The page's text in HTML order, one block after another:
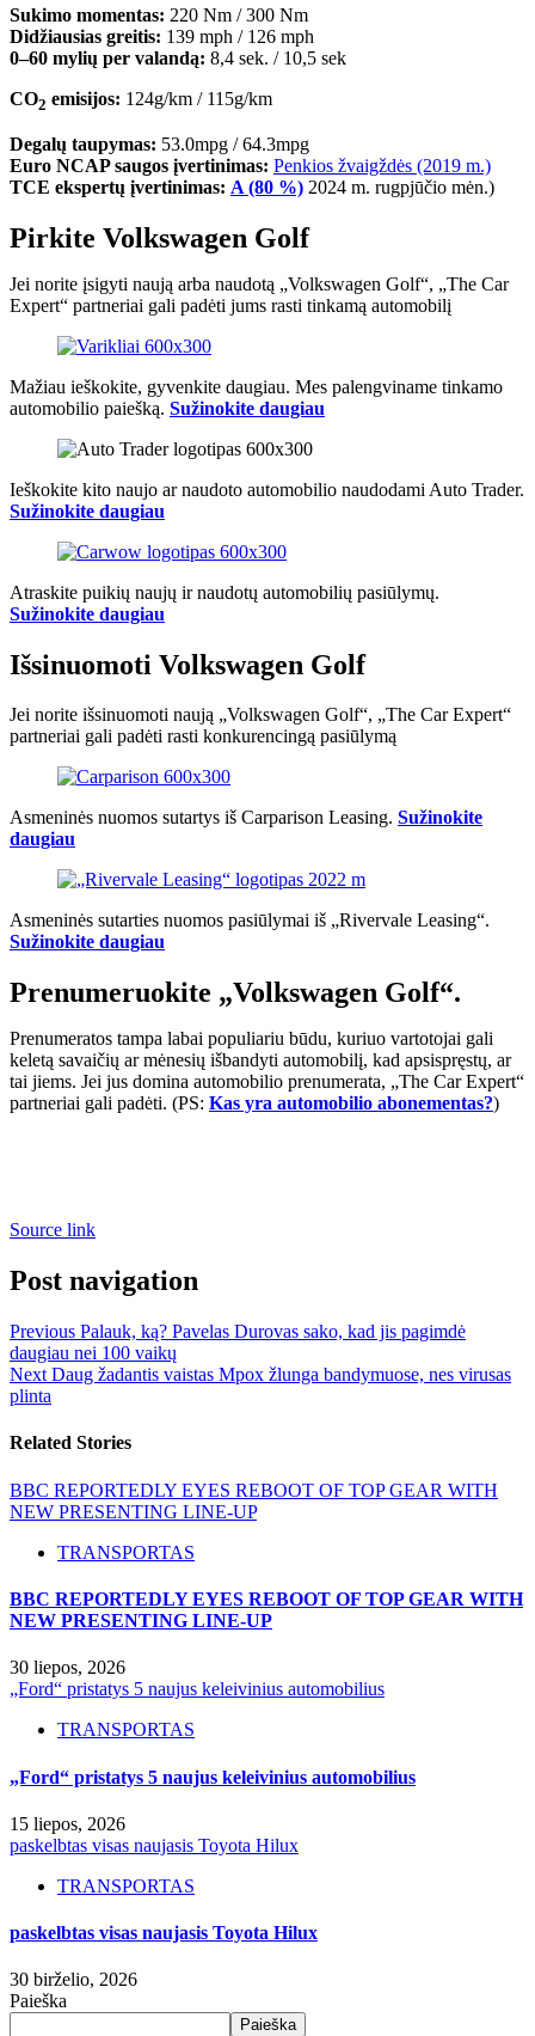
Sukimo momentas: 220 Nm / 300 Nm
Didžiausias greitis: 139 mph / 126 mph
0–60 mylių per valandą: 8,4 sek. / 10,5 sek
CO2 emisijos: 124g/km / 115g/km
Degalų taupymas: 53.0mpg / 64.3mpg
Euro NCAP saugos įvertinimas: Penkios žvaigždės (2019 m.)
TCE ekspertų įvertinimas: A (80 %) 2024 m. rugpjūčio mėn.)
Pirkite Volkswagen Golf
Jei norite įsigyti naują arba naudotą „Volkswagen Golf“, „The Car
Expert“ partneriai gali padėti jums rasti tinkamą automobilį
Mažiau ieškokite, gyvenkite daugiau. Mes palengviname tinkamo
automobilio paiešką. Sužinokite daugiau
Ieškokite kito naujo ar naudoto automobilio naudodami Auto Trader.
Sužinokite daugiau
Atraskite puikių naujų ir naudotų automobilių pasiūlymų.
Sužinokite daugiau
Išsinuomoti Volkswagen Golf
Jei norite išsinuomoti naują „Volkswagen Golf“, „The Car Expert“
partneriai gali padėti rasti konkurencingą pasiūlymą
Asmeninės nuomos sutartys iš Carparison Leasing. Sužinokite
daugiau
Asmeninės sutarties nuomos pasiūlymai iš „Rivervale Leasing“.
Sužinokite daugiau
Prenumeruokite „Volkswagen Golf“.
Prenumeratos tampa labai populiariu būdu, kuriuo vartotojai gali
keletą savaičių ar mėnesių išbandyti automobilį, kad apsispręstų, ar
tai jiems. Jei jus domina automobilio prenumerata, „The Car Expert“
partneriai gali padėti. (PS: Kas yra automobilio abonementas?)
Source link
Post navigation
Previous Palauk, ką? Pavelas Durovas sako, kad jis pagimdė
daugiau nei 100 vaikų
Next Daug žadantis vaistas Mpox žlunga bandymuose, nes virusas
plinta
Related Stories
BBC REPORTEDLY EYES REBOOT OF TOP GEAR WITH
NEW PRESENTING LINE-UP
TRANSPORTAS
BBC REPORTEDLY EYES REBOOT OF TOP GEAR WITH
NEW PRESENTING LINE-UP
30 liepos, 2026
„Ford“ pristatys 5 naujus keleivinius automobilius
TRANSPORTAS
„Ford“ pristatys 5 naujus keleivinius automobilius
15 liepos, 2026
paskelbtas visas naujasis Toyota Hilux
TRANSPORTAS
paskelbtas visas naujasis Toyota Hilux
30 birželio, 2026
Paieška
Paieška